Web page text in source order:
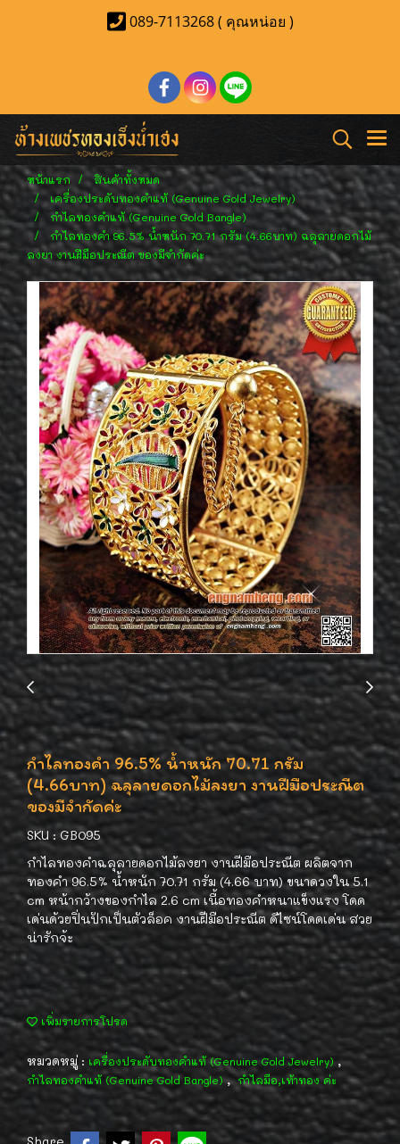
089-7113268 ( คุณหน่อย )
หน้าแรก
สินค้าทั้งหมด
เครื่องประดับทองคำแท้ (Genuine Gold Jewelry)
กำไลทองคำแท้ (Genuine Gold Bangle)
กำไลทองคำ 96.5% น้ำหนัก 70.71 กรัม (4.66บาท) ฉลุลายดอกไม้
ลงยา งานฝีมือประณีต ของมีจำกัดค่ะ
กำไลทองคำ 96.5% น้ำหนัก 70.71 กรัม
(4.66บาท) ฉลุลายดอกไม้ลงยา งานฝีมือประณีต
ของมีจำกัดค่ะ
SKU : GB095
กำไลทองคำฉลุลายดอกไม้ลงยา งานฝีมือประณีต ผลิตจาก
ทองคำ 96.5% น้ำหนัก 70.71 กรัม (4.66 บาท) ขนาดวงใน 5.1
cm หน้ากว้างของกำไล 2.6 cm เนื้อทองคำหนาแข็งแรง โดด
เด่นด้วยปิ่นปักเป็นตัวล็อค งานฝีมือประณีต ดีไซน์โดดเด่น สวย
น่ารักจ้ะ
เพิ่มรายการโปรด
หมวดหมู่ : เครื่องประดับทองคำแท้ (Genuine Gold Jewelry) ,
กำไลทองคำแท้ (Genuine Gold Bangle), กำไลมือ,เท้าทอง ค่ะ